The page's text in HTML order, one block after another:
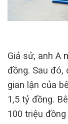
Giả sử, anh A
đồng. Sau đó,
gian lận của
1,5 tỷ đồng.
100 triệu